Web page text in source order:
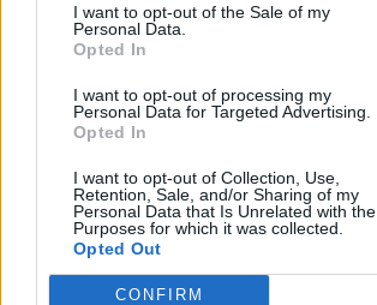
I want to opt-out of the Sale of my
Personal Data.
Opted In
I want to opt-out of processing my
Personal Data for Targeted Advertising.
Opted In
I want to opt-out of Collection, Use,
Retention, Sale, and/or Sharing of my
Personal Data that Is Unrelated with the
Purposes for which it was collected.
Opted Out
CONFIRM
Enigma Escape Toulouse